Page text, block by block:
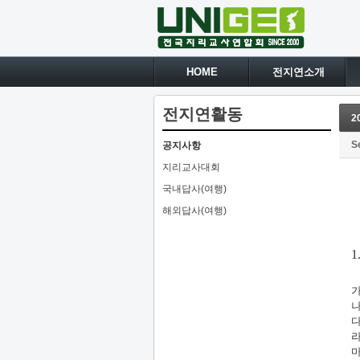
HOME 전지연소개
전지연활동
공지사항
지리교사대회
국내답사(여행)
해외답사(여행)